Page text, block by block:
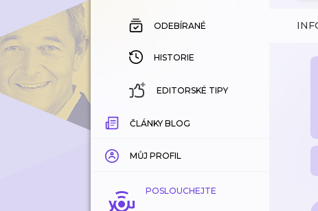
ODEBÍRANÉ
HISTORIE
EDITORSKÉ TIPY
ČLÁNKY BLOG
MŮJ PROFIL
POSLOUCHEJTE